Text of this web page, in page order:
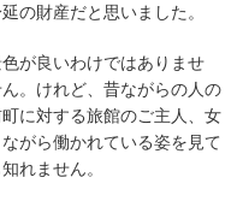
の財産だと思いました。
が良いわけではありませ
。けれど、昔ながらの人の
に対する旅館のご主人、女
がら働かれている姿を見て
れません。